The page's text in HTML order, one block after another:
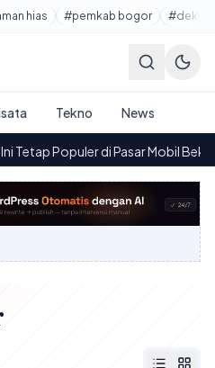
hias #pemkab bogor
Tekno News
Populer di Pasar Mobil Bekas·